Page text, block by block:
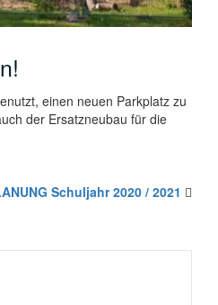
einen neuen Parkplatz zu
der Ersatzneubau für die
Schuljahr 2020 / 2021